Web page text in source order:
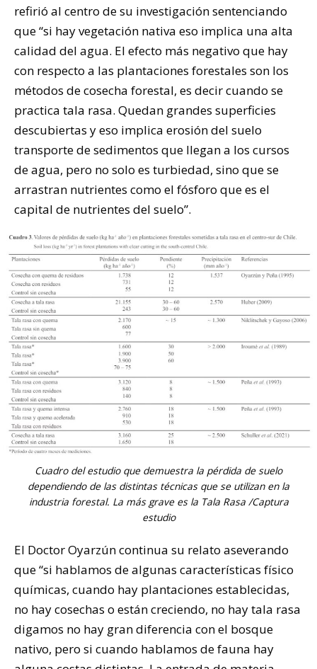
refirió al centro de su investigación sentenciando
que “si hay vegetación nativa eso implica una alta
calidad del agua. El efecto más negativo que hay
con respecto a las plantaciones forestales son los
métodos de cosecha forestal, es decir cuando se
practica tala rasa. Quedan grandes superficies
descubiertas y eso implica erosión del suelo
transporte de sedimentos que llegan a los cursos
de agua, pero no solo es turbiedad, sino que se
arrastran nutrientes como el fósforo que es el
capital de nutrientes del suelo”.
Cuadro del estudio que demuestra la pérdida de suelo
dependiendo de las distintas técnicas que se utilizan en la
industria forestal. La más grave es la Tala Rasa /Captura
estudio
El Doctor Oyarzún continua su relato aseverando
que “si hablamos de algunas características físico
químicas, cuando hay plantaciones establecidas,
no hay cosechas o están creciendo, no hay tala rasa
digamos no hay gran diferencia con el bosque
nativo, pero si cuando hablamos de fauna hay